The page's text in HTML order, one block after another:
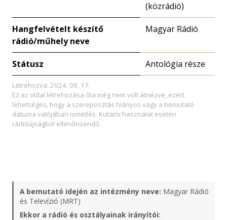
(közrádió)
Hangfelvételt készítő
rádió/műhely neve
Magyar Rádió
Státusz Antológia része
Létrehozva: 2024. 09. 17.
Ez az oldal létrehozása óta még nem volt átnézve, ezért
lehetséges, hogy a szereposztás hiányos vagy a bemutató
dátuma valójában ismétlés. Kutatói használat esetén
rádióújságból ellenőrizendő.
A bemutató idején az intézmény neve: Magyar Rádió
és Televízió (MRT)
Ekkor a rádió és osztályainak irányítói: